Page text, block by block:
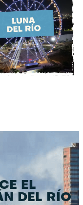
EL
DEL RÍO